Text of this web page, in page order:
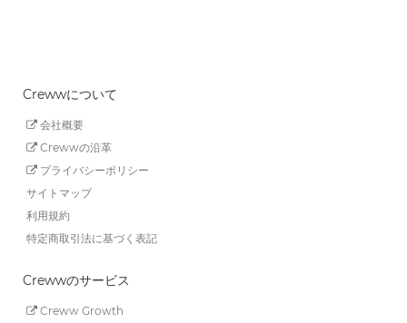
Crewwについて
会社概要
Crewwの沿革
プライバシーポリシー
サイトマップ
利用規約
特定商取引法に基づく表記
Crewwのサービス
Creww Growth